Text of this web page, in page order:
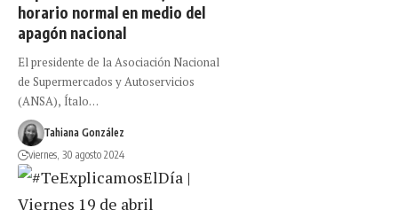
horario normal en medio del
apagón nacional
El presidente de la Asociación Nacional
de Supermercados y Autoservicios
(ANSA), Ítalo…
Tahiana González
viernes, 30 agosto 2024